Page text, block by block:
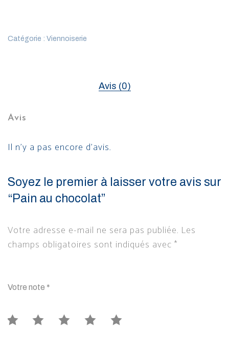
Catégorie : Viennoiserie
Avis (0)
Avis
Il n’y a pas encore d’avis.
Soyez le premier à laisser votre avis sur
“Pain au chocolat”
Votre adresse e-mail ne sera pas publiée. Les
champs obligatoires sont indiqués avec *
Votre note *